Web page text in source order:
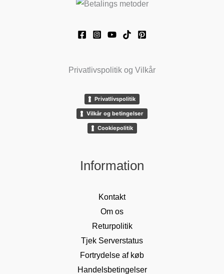
Privatlivspolitik og Vilkår
Privatlivspolitik
Vilkår og betingelser
Cookiepolitik
Information
Kontakt
Om os
Returpolitik
Tjek Serverstatus
Fortrydelse af køb
Handelsbetingelser